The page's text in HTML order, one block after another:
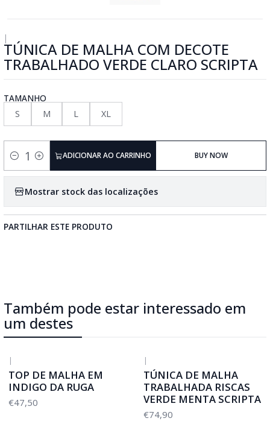
|
TÚNICA DE MALHA COM DECOTE
TRABALHADO VERDE CLARO SCRIPTA
TAMANHO
S
M L XL
Quantidade
ADICIONAR AO CARRINHO BUY NOW
Mostrar stock das localizações
PARTILHAR ESTE PRODUTO
Também pode estar interessado em
um destes
|
TOP DE MALHA EM
INDIGO DA RUGA
€47,50
|
TÚNICA DE MALHA
TRABALHADA RISCAS
VERDE MENTA SCRIPTA
€74,90